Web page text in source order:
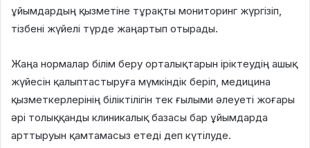
ұйымдардың қызметіне тұрақты мониторинг жүргізіп,
тізбені жүйелі түрде жаңартып отырады.
Жаңа нормалар білім беру орталықтарын іріктеудің ашық
жүйесін қалыптастыруға мүмкіндік беріп, медицина
қызметкерлерінің біліктілігін тек ғылыми әлеуеті жоғары
әрі толыққанды клиникалық базасы бар ұйымдарда
арттыруын қамтамасыз етеді деп күтілуде.